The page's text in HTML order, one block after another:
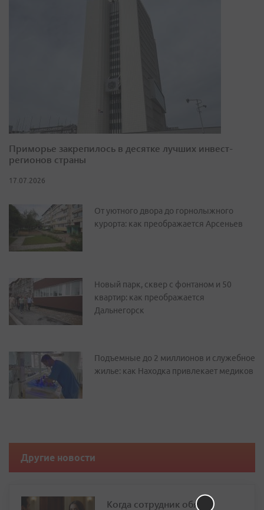
Приморье закрепилось в десятке лучших инвест-
регионов страны
17.07.2026
От уютного двора до горнолыжного
курорта: как преображается Арсеньев
Новый парк, сквер с фонтаном и 50
квартир: как преображается
Дальнегорск
Подъемные до 2 миллионов и служебное
жилье: как Находка привлекает медиков
Другие новости
Когда сотрудник обязан